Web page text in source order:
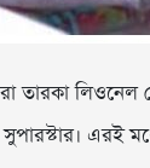
তারকা লিওনেল
এরই